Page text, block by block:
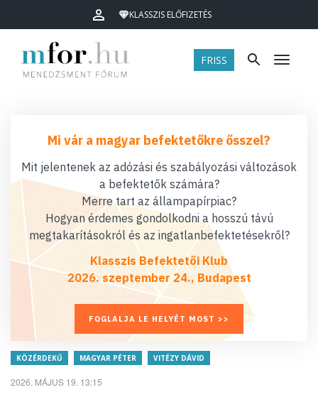
KLASSZIS ELŐFIZETÉS
FRISS Menü
Mi vár a magyar befektetőkre ősszel?
Mit jelentenek az adózási és szabályozási változások
a befektetők számára?
Merre tart az állampapírpiac?
Hogyan érdemes gondolkodni a hosszú távú
megtakarításokról és az ingatlanbefektetésekről?
Klasszis Befektetői Klub
2026. szeptember 24., Budapest
FOGLALJA LE HELYÉT MOST >>
KÖZÉRDEKŰ MAGYAR PÉTER VITÉZY DÁVID
2026. MÁJUS 19. 13:15